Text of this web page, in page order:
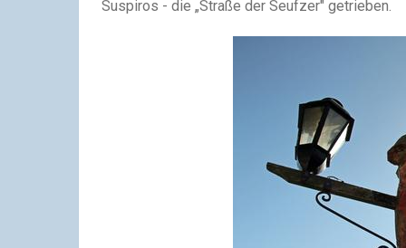
Suspiros - die „Straße der Seufzer" getrieben.